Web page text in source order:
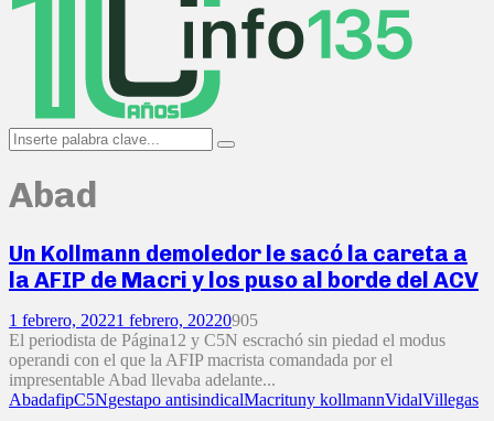
Search
for:
Search
Abad
Un Kollmann demoledor le sacó la careta a
la AFIP de Macri y los puso al borde del ACV
1 febrero, 20221 febrero, 20220905
El periodista de Página12 y C5N escrachó sin piedad el modus
operandi con el que la AFIP macrista comandada por el
impresentable Abad llevaba adelante...
AbadafipC5Ngestapo antisindicalMacrituny kollmannVidalVillegas